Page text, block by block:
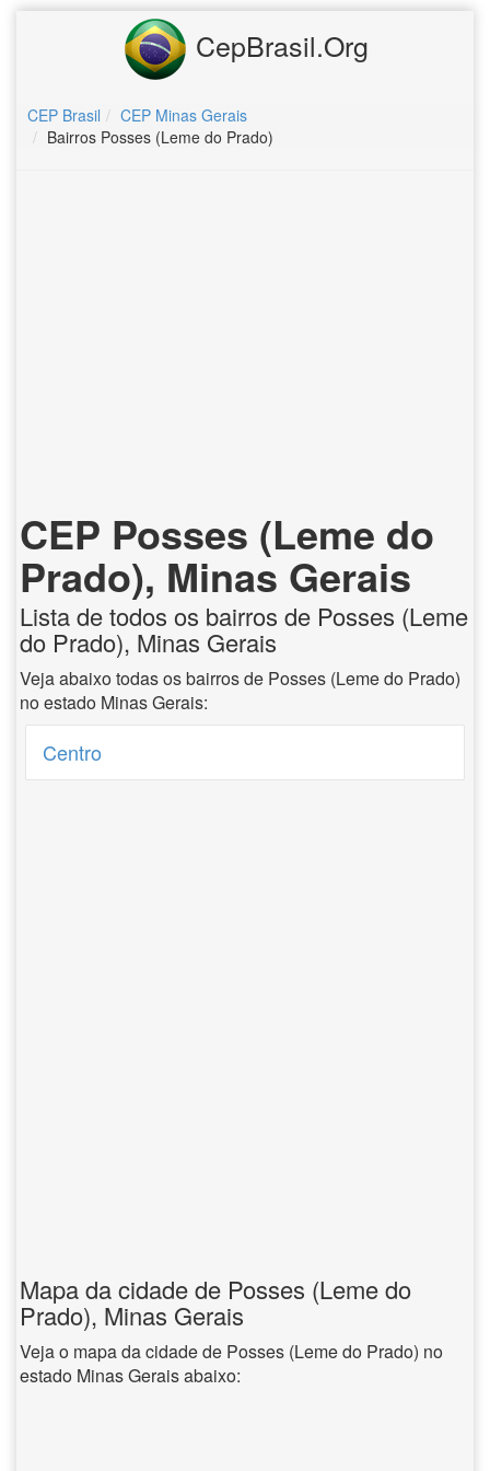
CepBrasil.Org
CEP Brasil
CEP Minas Gerais
Bairros Posses (Leme do Prado)
CEP Posses (Leme do
Prado), Minas Gerais
Lista de todos os bairros de Posses (Leme
do Prado), Minas Gerais
Veja abaixo todas os bairros de Posses (Leme do Prado)
no estado Minas Gerais:
Centro
Mapa da cidade de Posses (Leme do
Prado), Minas Gerais
Veja o mapa da cidade de Posses (Leme do Prado) no
estado Minas Gerais abaixo: